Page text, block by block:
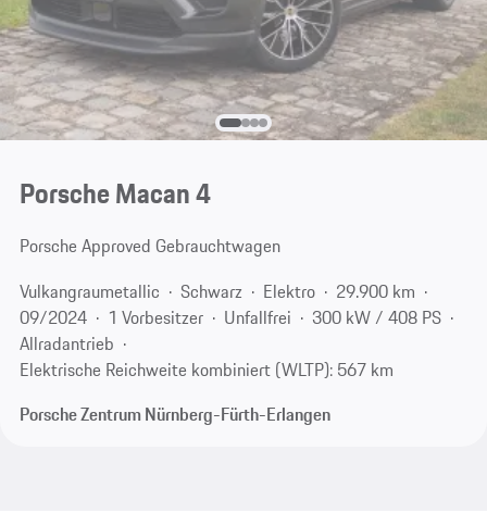
Porsche Macan 4
Porsche Approved Gebrauchtwagen
Vulkangraumetallic
Schwarz Elektro
29.900 km
09/2024
1 Vorbesitzer Unfallfrei
300 kW / 408 PS
Allradantrieb
Elektrische Reichweite kombiniert (WLTP): 567 km
Porsche Zentrum Nürnberg-Fürth-Erlangen